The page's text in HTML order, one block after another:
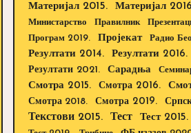
Материјал 2015. Материјал
Министарство
Правилник
Програм 2019.
Пројекат Радио
Резултати 2014.
Резултати 2016.
Резултати 2021. Сарадња
Смотра 2015. Смотра 2016.
Смотра 2018. Смотра 2019.
Текстови 2015. Тест Тест 2015.